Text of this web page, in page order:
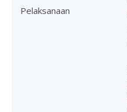
Pelaksanaan